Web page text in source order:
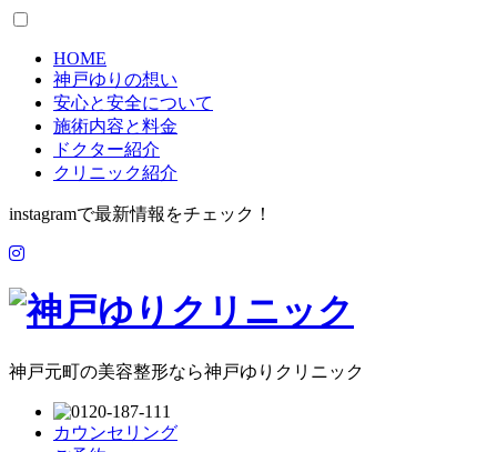
HOME
神戸ゆりの想い
安心と安全について
施術内容と料金
ドクター紹介
クリニック紹介
instagramで最新情報をチェック！
神戸元町の美容整形なら神戸ゆりクリニック
カウンセリング